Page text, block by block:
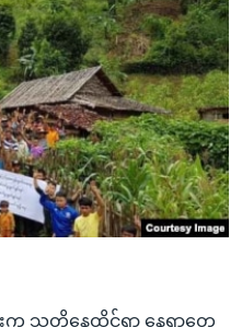
သူတို့နေထိုင်ရာ နေရာတွေ